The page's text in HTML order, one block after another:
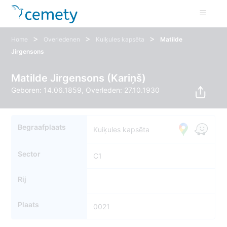
Home > Overledenen > Kuiķules kapsēta >
Matilde
Jirgensons
Matilde Jirgensons (Kariņš)
Geboren: 14.06.1859, Overleden: 27.10.1930
Begraafplaats Kuiķules kapsēta
Sector C1
Rij
Plaats 0021